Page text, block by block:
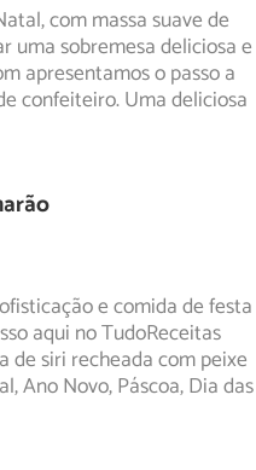
com massa suave de
uma sobremesa deliciosa e
apresentamos o passo a
confeiteiro. Uma deliciosa
e comida de festa
aqui no TudoReceitas
de siri recheada com peixe
Ano Novo, Páscoa, Dia das